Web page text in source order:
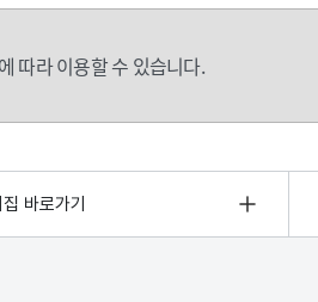
따라 이용할 수 있습니다.
바로가기